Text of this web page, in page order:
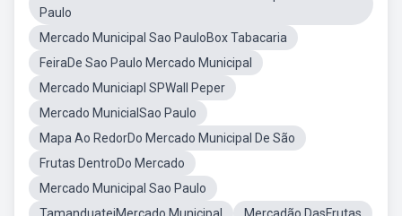
Paulo
Mercado Municipal Sao PauloBox Tabacaria
FeiraDe Sao Paulo Mercado Municipal
Mercado Municiapl SPWall Peper
Mercado MunicialSao Paulo
Mapa Ao RedorDo Mercado Municipal De São
Frutas DentroDo Mercado
Mercado Municipal Sao Paulo